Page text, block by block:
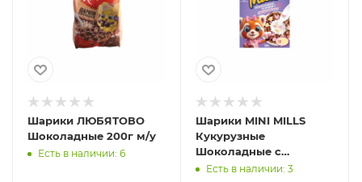
Шарики ЛЮБЯТОВО
Шоколадные 200г м/у
Есть в наличии: 6
Шарики MINI MILLS
Кукурузные
Шоколадные с
маршмеллоу 200г кор
Есть в наличии: 3